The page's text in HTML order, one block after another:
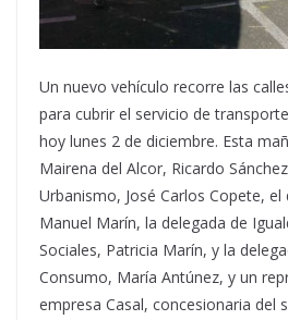
Un nuevo vehículo recorre las
para cubrir el servicio de
hoy lunes 2 de diciembre. Esta
Mairena del Alcor, Ricardo
Urbanismo, José Carlos Copete,
Manuel Marín, la delegada de
Sociales, Patricia Marín, y la
Consumo, María Antúnez, y un
empresa Casal, concesionaria del